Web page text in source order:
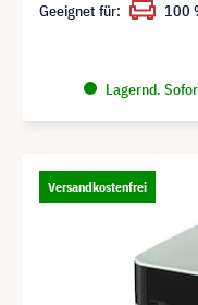
Lagernd.
Geeignet für: 100
Versandkostenfrei